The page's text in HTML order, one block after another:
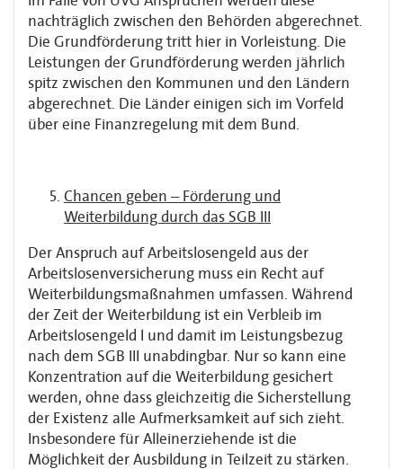
nachträglich zwischen den Behörden abgerechnet.
Die Grundförderung tritt hier in Vorleistung. Die
Leistungen der Grundförderung werden jährlich
spitz zwischen den Kommunen und den Ländern
abgerechnet. Die Länder einigen sich im Vorfeld
über eine Finanzregelung mit dem Bund.
Chancen geben – Förderung und
Weiterbildung durch das SGB III
Der Anspruch auf Arbeitslosengeld aus der
Arbeitslosenversicherung muss ein Recht auf
Weiterbildungsmaßnahmen umfassen. Während
der Zeit der Weiterbildung ist ein Verbleib im
Arbeitslosengeld I und damit im Leistungsbezug
nach dem SGB III unabdingbar. Nur so kann eine
Konzentration auf die Weiterbildung gesichert
werden, ohne dass gleichzeitig die Sicherstellung
der Existenz alle Aufmerksamkeit auf sich zieht.
Insbesondere für Alleinerziehende ist die
Möglichkeit der Ausbildung in Teilzeit zu stärken.